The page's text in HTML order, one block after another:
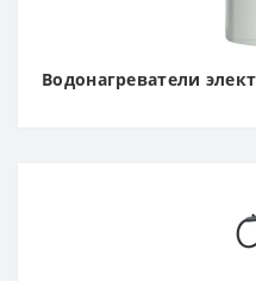
Водонагреватели